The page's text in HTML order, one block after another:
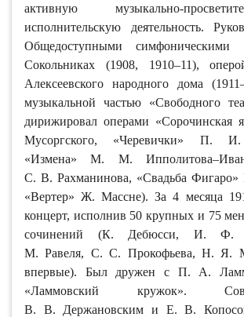
активную музыкально-
исполнительскую деятельность.
Общедоступными симфоническими
Сокольниках (1908, 1910–11),
Алексеевского народного дома
музыкальной частью «Свободного
дирижировал операми «Сорочинская
Мусоргского, «Черевички» П. И.
«Измена» М. М.
С. В. Рахманинова, «Свадьба
«Вертер» Ж. Массне). За 4 месяца
концерт, исполнив 50 крупных и 75
сочинений (К. Дебюсси, И. Ф.
М. Равеля, С. С. Прокофьева, Н. Я.
впервые). Был дружен с П. А.
«Ламмовский кружок».
В. В. Держановским и Е. В.